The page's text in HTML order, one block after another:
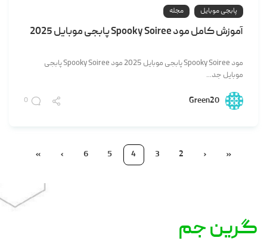
پابجی موبایل مجله
آموزش کامل مود Spooky Soiree پابجی موبایل 2025
مود Spooky Soiree پابجی موبایل 2025 مود Spooky Soiree پابجی
موبایل جد...
Green20
0
«
‹
2
3
4
5
6
›
»
گرین جم